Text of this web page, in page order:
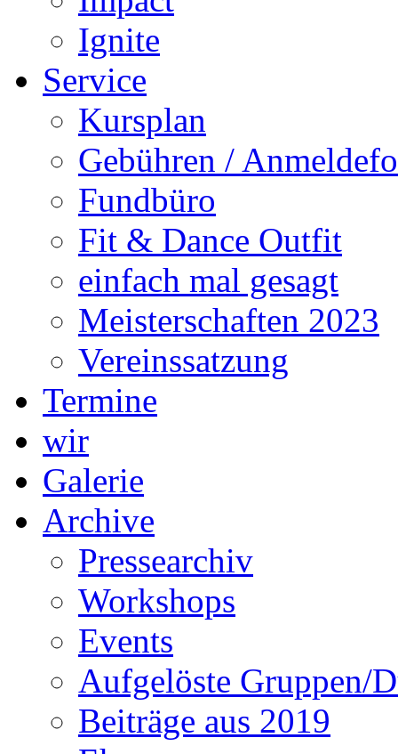
Ignite
Service
Kursplan
Gebühren /
Fundbüro
Fit & Dance Outfit
einfach mal gesagt
Meisterschaften 2023
Vereinssatzung
Termine
wir
Galerie
Archive
Pressearchiv
Workshops
Events
Aufgelöste Gruppen/
Beiträge aus 2019